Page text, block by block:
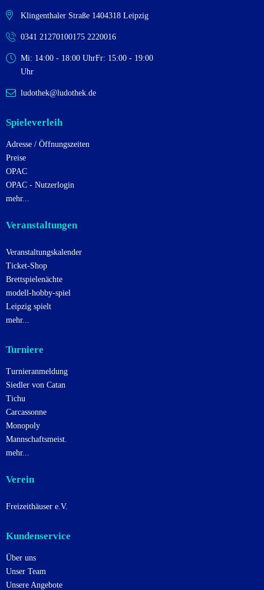
Klingenthaler Straße 1404318 Leipzig
0341 21270100175 2220016
Mi: 14:00 - 18:00 UhrFr: 15:00 - 19:00
Uhr
ludothek@ludothek.de
Spieleverleih
Adresse / Öffnungszeiten
Preise
OPAC
OPAC - Nutzerlogin
mehr...
Veranstaltungen
Veranstaltungskalender
Ticket-Shop
Brettspielenächte
modell-hobby-spiel
Leipzig spielt
mehr...
Turniere
Turnieranmeldung
Siedler von Catan
Tichu
Carcassonne
Monopoly
Mannschaftsmeist.
mehr...
Verein
Freizeithäuser e.V.
Kundenservice
Über uns
Unser Team
Unsere Angebote